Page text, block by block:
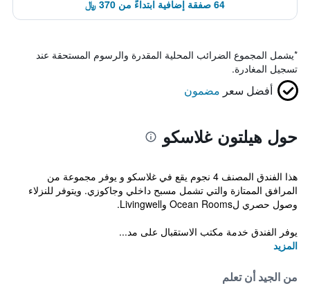
64 صفقة إضافية ابتداءً من 370 ﷼
*يشمل المجموع الضرائب المحلية المقدرة والرسوم المستحقة عند
تسجيل المغادرة.
أفضل سعر مضمون
حول هيلتون غلاسكو
هذا الفندق المصنف 4 نجوم يقع في غلاسكو و يوفر مجموعة من
المرافق الممتازة والتي تشمل مسبح داخلي وجاكوزي. ويتوفر للنزلاء
وصول حصري لOcean Rooms وLivingwell.
يوفر الفندق خدمة مكتب الاستقبال على مد...
المزيد
من الجيد أن تعلم